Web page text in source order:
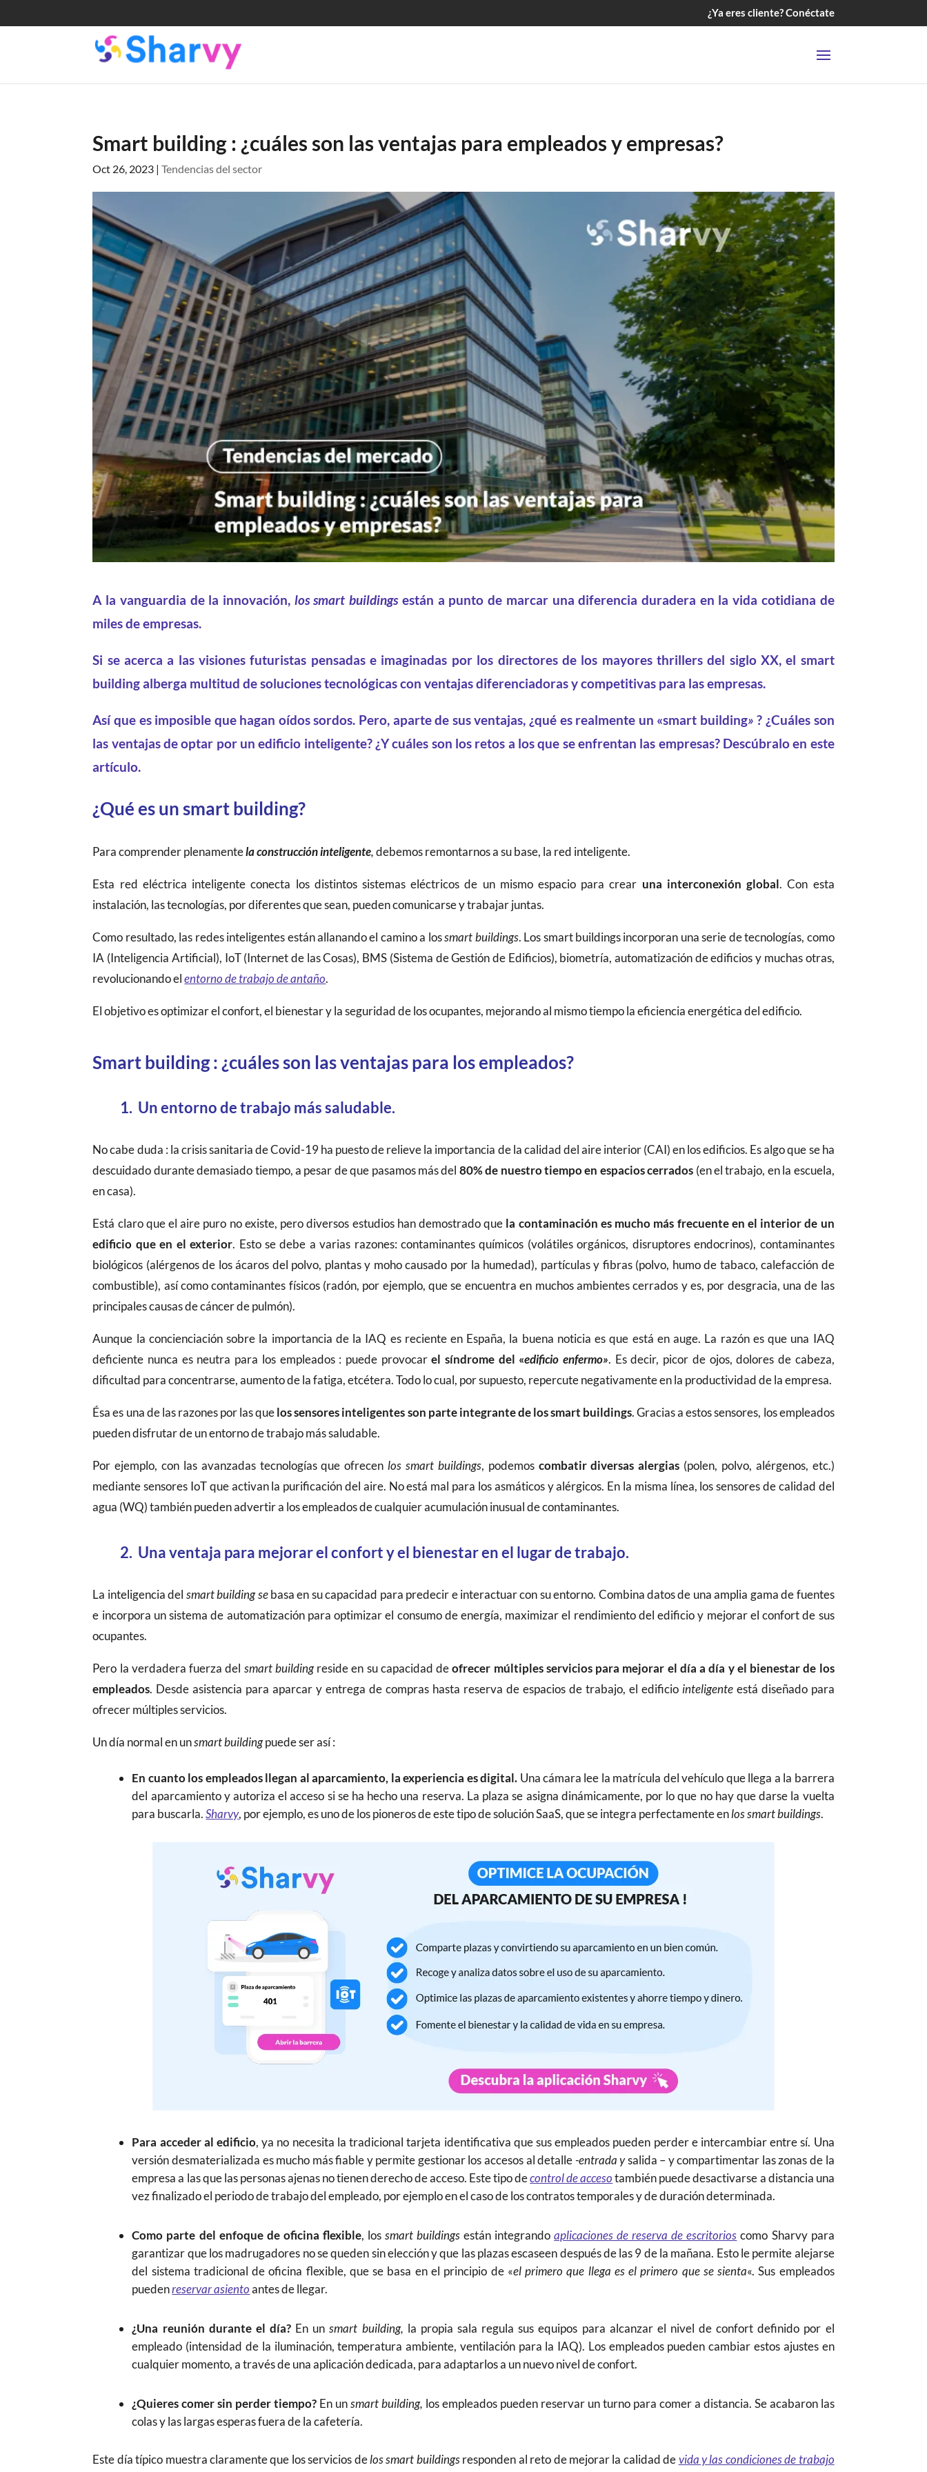
¿Ya eres cliente? Conéctate
Smart building : ¿cuáles son las ventajas para empleados y empresas?
Oct 26, 2023 |Tendencias del sector
A la vanguardia de la innovación, los smart buildings están a punto de marcar una diferencia duradera en la vida cotidiana de
miles de empresas.
Si se acerca a las visiones futuristas pensadas e imaginadas por los directores de los mayores thrillers del siglo XX, el smart
building alberga multitud de soluciones tecnológicas con ventajas diferenciadoras y competitivas para las empresas.
Así que es imposible que hagan oídos sordos. Pero, aparte de sus ventajas, ¿qué es realmente un «smart building»? ¿Cuáles son
las ventajas de optar por un edificio inteligente? ¿Y cuáles son los retos a los que se enfrentan las empresas? Descúbralo en este
artículo.
¿Qué es un smart building?
Para comprender plenamentela construcción inteligente,debemos remontarnos a su base, la red inteligente.
Esta red eléctrica inteligente conecta los distintos sistemas eléctricos de un mismo espacio para crear una interconexión global. Con esta
instalación, las tecnologías, por diferentes que sean, pueden comunicarse y trabajar juntas.
Como resultado, las redes inteligentes están allanando el camino a lossmart buildings. Los smart buildings incorporan una serie de tecnologías, como
IA (Inteligencia Artificial), IoT (Internet de las Cosas), BMS (Sistema de Gestión de Edificios), biometría, automatización de edificios y muchas otras,
revolucionando elentorno de trabajo de antaño.
El objetivo es optimizar el confort, el bienestar y la seguridad de los ocupantes, mejorando al mismo tiempo la eficiencia energética del edificio.
Smart building : ¿cuáles son las ventajas para los empleados?
1. Un entorno de trabajo más saludable.
No cabe duda : la crisis sanitaria de Covid-19 ha puesto de relieve la importancia de la calidad del aire interior (CAI) en los edificios. Es algo que se ha
descuidado durante demasiado tiempo, a pesar de que pasamos más del 80% de nuestro tiempo en espacios cerrados (en el trabajo, en la escuela,
en casa).
Está claro que el aire puro no existe, pero diversos estudios han demostrado que la contaminación es mucho más frecuente en el interior de un
edificio que en el exterior. Esto se debe a varias razones: contaminantes químicos (volátiles orgánicos, disruptores endocrinos), contaminantes
biológicos (alérgenos de los ácaros del polvo, plantas y moho causado por la humedad), partículas y fibras (polvo, humo de tabaco, calefacción de
combustible), así como contaminantes físicos (radón, por ejemplo, que se encuentra en muchos ambientes cerrados y es, por desgracia, una de las
principales causas de cáncer de pulmón).
Aunque la concienciación sobre la importancia de la IAQ es reciente en España, la buena noticia es que está en auge. La razón es que una IAQ
deficiente nunca es neutra para los empleados : puede provocarel síndrome del «edificio enfermo». Es decir, picor de ojos, dolores de cabeza,
dificultad para concentrarse, aumento de la fatiga, etcétera. Todo lo cual, por supuesto, repercute negativamente en la productividad de la empresa.
Ésa es una de las razones por las quelos sensores inteligentes son parte integrante de los smart buildings. Gracias a estos sensores, los empleados
pueden disfrutar de un entorno de trabajo más saludable.
Por ejemplo, con las avanzadas tecnologías que ofrecen los smart buildings, podemos combatir diversas alergias (polen, polvo, alérgenos, etc.)
mediante sensores IoT que activan la purificación del aire. No está mal para los asmáticos y alérgicos. En la misma línea, los sensores de calidad del
agua (WQ) también pueden advertir a los empleados de cualquier acumulación inusual de contaminantes.
2. Una ventaja para mejorar el confort y el bienestar en el lugar de trabajo.
La inteligencia del smart building sebasa en su capacidad para predecir e interactuar con su entorno. Combina datos de una amplia gama de fuentes
e incorpora un sistema de automatización para optimizar el consumo de energía, maximizar el rendimiento del edificio y mejorar el confort de sus
ocupantes.
Pero la verdadera fuerza del smart buildingreside en su capacidad deofrecer múltiples servicios para mejorar el día a día y el bienestar de los
empleados. Desde asistencia para aparcar y entrega de compras hasta reserva de espacios de trabajo, el edificio inteligente está diseñado para
ofrecer múltiples servicios.
Un día normal en unsmart buildingpuede ser así :
En cuanto los empleados llegan al aparcamiento, la experiencia es digital. Una cámara lee la matrícula del vehículo que llega a la barrera
del aparcamiento y autoriza el acceso si se ha hecho una reserva. La plaza se asigna dinámicamente, por lo que no hay que darse la vuelta
para buscarla.Sharvy, por ejemplo, es uno de los pioneros de este tipo de solución SaaS, que se integra perfectamente enlos smart buildings.
Para acceder al edificio, ya no necesita la tradicional tarjeta identificativa que sus empleados pueden perder e intercambiar entre sí. Una
versión desmaterializada es mucho más fiable y permite gestionar los accesos al detalle -entrada ysalida – y compartimentar las zonas de la
empresa a las que las personas ajenas no tienen derecho de acceso. Este tipo decontrol de accesotambién puede desactivarse a distancia una
vez finalizado el periodo de trabajo del empleado, por ejemplo en el caso de los contratos temporales y de duración determinada.
Como parte del enfoque de oficina flexible, lossmart buildingsestán integrandoaplicaciones de reserva de escritorios como Sharvy para
garantizar que los madrugadores no se queden sin elección y que las plazas escaseen después de las 9 de la mañana. Esto le permite alejarse
del sistema tradicional de oficina flexible, que se basa en el principio de «el primero que llega es el primero que se sienta«. Sus empleados
puedenreservar asientoantes de llegar.
¿Una reunión durante el día? En unsmart building, la propia sala regula sus equipos para alcanzar el nivel de confort definido por el
empleado (intensidad de la iluminación, temperatura ambiente, ventilación para la IAQ). Los empleados pueden cambiar estos ajustes en
cualquier momento, a través de una aplicación dedicada, para adaptarlos a un nuevo nivel de confort.
¿Quieres comer sin perder tiempo? En unsmart building, los empleados pueden reservar un turno para comer a distancia. Se acabaron las
colas y las largas esperas fuera de la cafetería.
Este día típico muestra claramente que los servicios delos smart buildingsresponden al reto de mejorar la calidad devida y las condiciones de trabajo